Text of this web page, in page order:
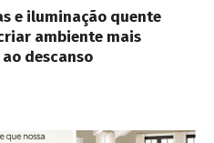
e iluminação quente
ambiente mais
descanso